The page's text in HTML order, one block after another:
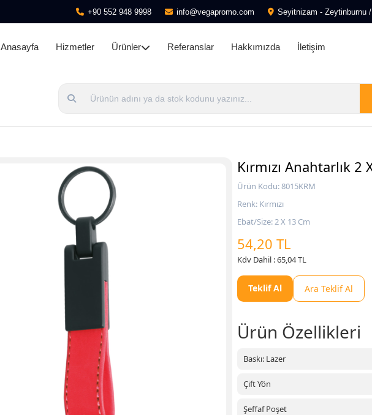
+90 552 948 9998 info@vegapromo.com Seyitnizam - Zeytinburnu
Anasayfa Hizmetler Ürünler Referanslar Hakkımızda İletişim
Kırmızı Anahtarlık 2
Ürün Kodu: 8015KRM
Renk: Kırmızı
Ebat/Size: 2 X 13 Cm
54,20 TL
Kdv Dahil : 65,04 TL
Teklif Al Ara Teklif Al
Ürün Özellikleri
Baskı: Lazer
Çift Yön
Şeffaf Poşet